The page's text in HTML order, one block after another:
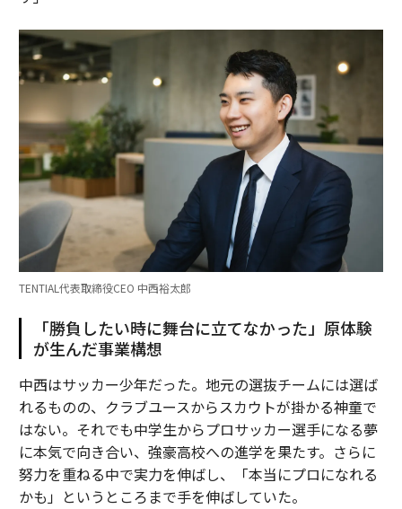
TENTIAL代表取締役CEO 中西裕太郎
「勝負したい時に舞台に立てなかった」原体験
が生んだ事業構想
中西はサッカー少年だった。地元の選抜チームには選ば
れるものの、クラブユースからスカウトが掛かる神童で
はない。それでも中学生からプロサッカー選手になる夢
に本気で向き合い、強豪高校への進学を果たす。さらに
努力を重ねる中で実力を伸ばし、「本当にプロになれる
かも」というところまで手を伸ばしていた。